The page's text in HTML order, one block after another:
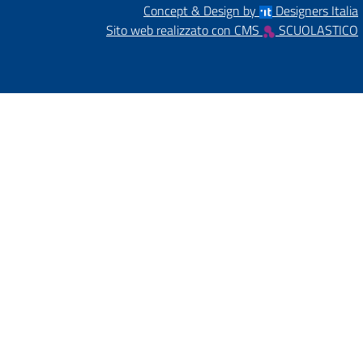
Concept & Design by
Designers Italia
Sito web realizzato con CMS
SCUOLASTICO